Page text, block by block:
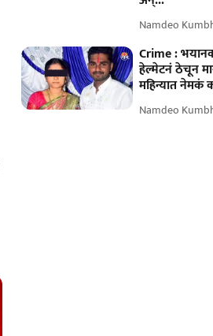
Namdeo
Crime :
हेल्मेटनं ठेचून
महिन्यात नेमकं
Namdeo